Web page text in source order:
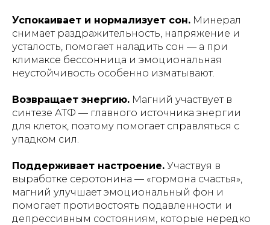
Успокаивает и нормализует сон. Минерал
снимает раздражительность, напряжение и
усталость, помогает наладить сон — а при
климаксе бессонница и эмоциональная
неустойчивость особенно изматывают.
Возвращает энергию. Магний участвует в
синтезе АТФ — главного источника энергии
для клеток, поэтому помогает справляться с
упадком сил.
Поддерживает настроение. Участвуя в
выработке серотонина — «гормона счастья»,
магний улучшает эмоциональный фон и
помогает противостоять подавленности и
депрессивным состояниям, которые нередко